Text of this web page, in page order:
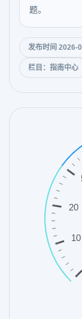
题。
发布时间 2026-
栏目：指南中心